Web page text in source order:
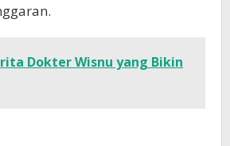
Dokter Wisnu yang Bikin